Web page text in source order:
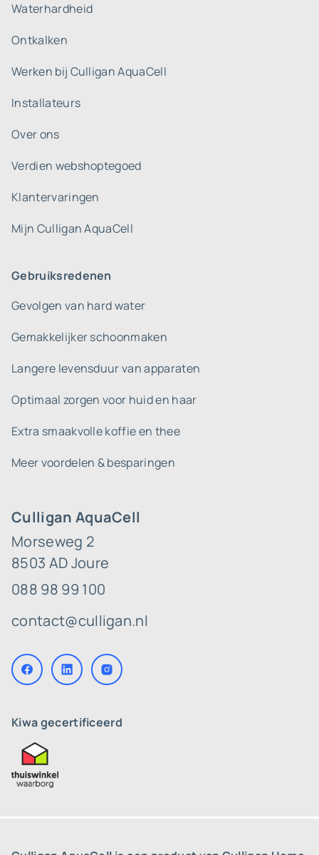
Culligan AquaCell
Morseweg 2
8503 AD Joure
088 98 99 100
contact@culligan.nl
Kiwa gecertificeerd
Waterhardheid
Ontkalken
Werken bij Culligan AquaCell
Installateurs
Over ons
Verdien webshoptegoed
Klantervaringen
Mijn Culligan AquaCell
Gebruiksredenen
Gevolgen van hard water
Gemakkelijker schoonmaken
Langere levensduur van apparaten
Optimaal zorgen voor huid en haar
Extra smaakvolle koffie en thee
Meer voordelen & besparingen